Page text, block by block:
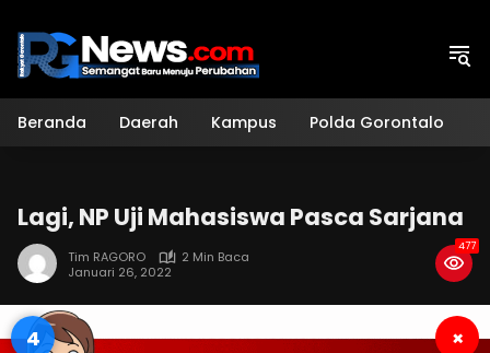
konten
Beranda Daerah Kampus Polda Gorontalo
Lagi, NP Uji Mahasiswa Pasca Sarjana
Tim RAGORO
2 Min Baca
Januari 26, 2022
477
3 ×